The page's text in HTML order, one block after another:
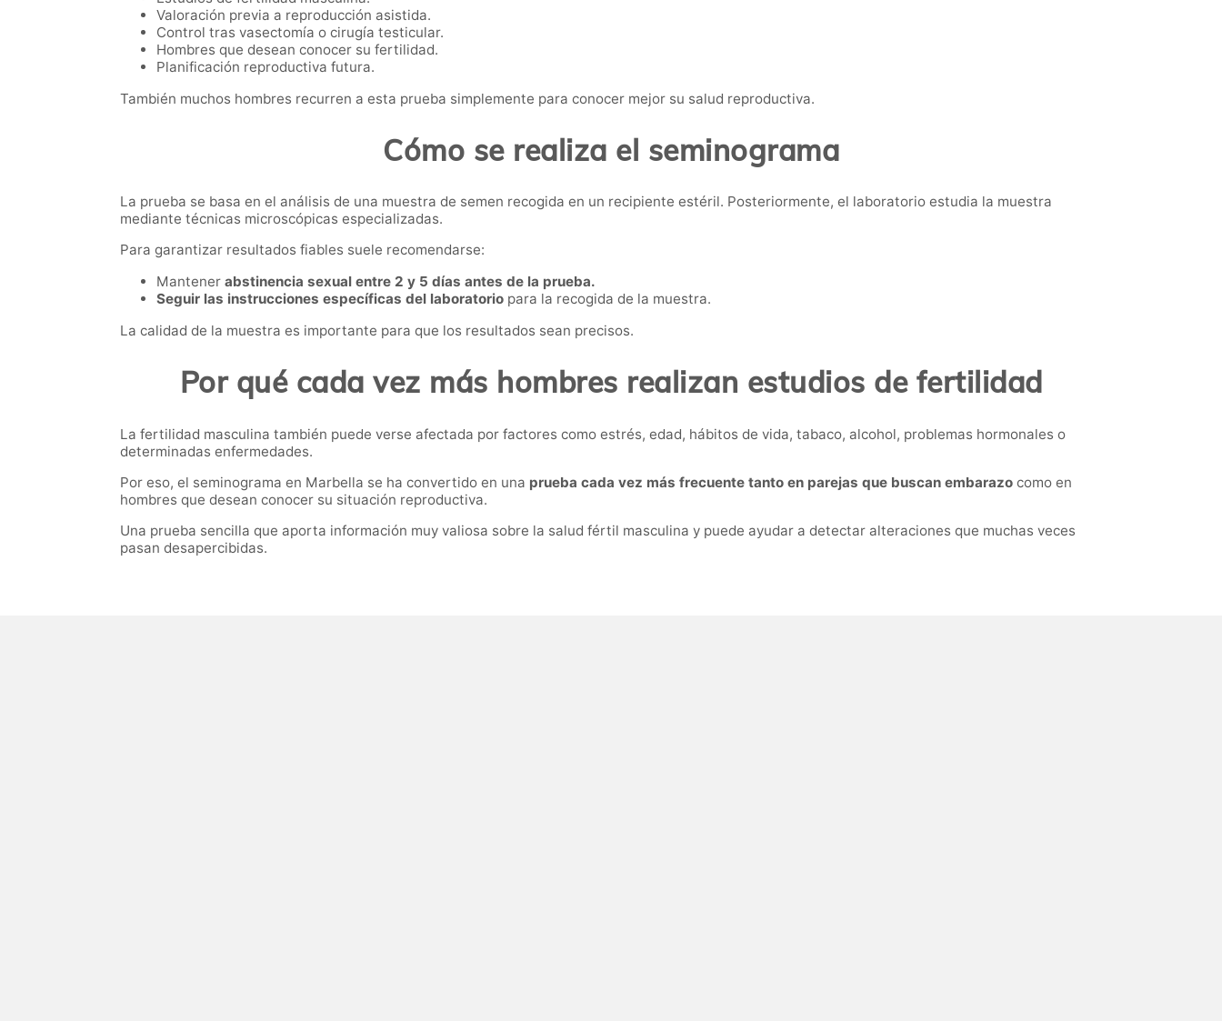
Valoración previa a reproducción asistida.
Control tras vasectomía o cirugía testicular.
Hombres que desean conocer su fertilidad.
Planificación reproductiva futura.
También muchos hombres recurren a esta prueba simplemente para conocer mejor su salud reproductiva.
Cómo se realiza el seminograma
La prueba se basa en el análisis de una muestra de semen recogida en un recipiente estéril. Posteriormente, el laboratorio estudia la muestra
mediante técnicas microscópicas especializadas.
Para garantizar resultados fiables suele recomendarse:
Mantener abstinencia sexual entre 2 y 5 días antes de la prueba.
Seguir las instrucciones específicas del laboratorio para la recogida de la muestra.
La calidad de la muestra es importante para que los resultados sean precisos.
Por qué cada vez más hombres realizan estudios de fertilidad
La fertilidad masculina también puede verse afectada por factores como estrés, edad, hábitos de vida, tabaco, alcohol, problemas hormonales o
determinadas enfermedades.
Por eso, el seminograma en Marbella se ha convertido en una prueba cada vez más frecuente tanto en parejas que buscan embarazo como en
hombres que desean conocer su situación reproductiva.
Una prueba sencilla que aporta información muy valiosa sobre la salud fértil masculina y puede ayudar a detectar alteraciones que muchas veces
pasan desapercibidas.